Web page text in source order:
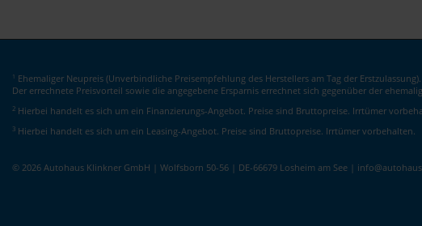
1 Ehemaliger Neupreis (Unverbindliche Preisempfehlung des Herstellers am Tag der Erstzulassung).
Der errechnete Preisvorteil sowie die angegebene Ersparnis errechnet sich gegenüber der
2 Hierbei handelt es sich um ein Finanzierungs-Angebot. Preise sind Bruttopreise. Irrtümer
3 Hierbei handelt es sich um ein Leasing-Angebot. Preise sind Bruttopreise. Irrtümer vorbehalten.
© 2026 Autohaus Klinkner GmbH | Wolfsborn 50-56 | DE-66679 Losheim am See |